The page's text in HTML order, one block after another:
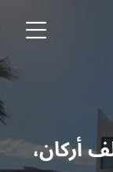
أركان،